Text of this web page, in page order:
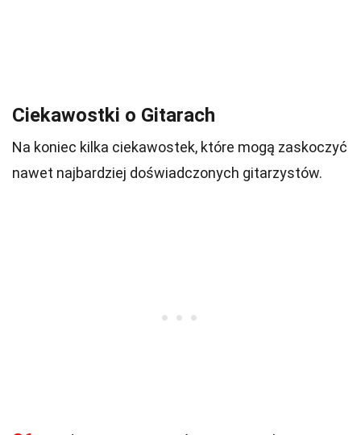
Ciekawostki o Gitarach
Na koniec kilka ciekawostek, które mogą zaskoczyć
nawet najbardziej doświadczonych gitarzystów.